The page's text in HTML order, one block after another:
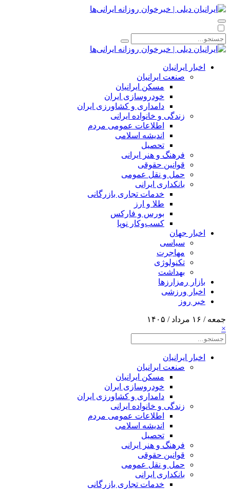
اخبار ایرانیان
صنعت ایرانیان
مسکن ایرانیان
خودروسازی ایران
دامداری و کشاورزی ایران
زندگی و خانواده ایرانی
اطلاعات عمومی مردم
اندیشه اسلامی
تحصیل
فرهنگ و هنر ایرانی
قوانین حقوقی
حمل و نقل عمومی
بانکداری ایرانی
خدمات تجاری بازرگانی
طلا و ارز
بورس و فارکس
کسب‌وکار نوپا
اخبار جهان
سیاسی
مهاجرت
تکنولوژی
بهداشت
بازار رمزارزها
اخبار ورزشی
خبر روز
جمعه / ۱۶ مرداد / ۱۴۰۵
×
اخبار ایرانیان
صنعت ایرانیان
مسکن ایرانیان
خودروسازی ایران
دامداری و کشاورزی ایران
زندگی و خانواده ایرانی
اطلاعات عمومی مردم
اندیشه اسلامی
تحصیل
فرهنگ و هنر ایرانی
قوانین حقوقی
حمل و نقل عمومی
بانکداری ایرانی
خدمات تجاری بازرگانی